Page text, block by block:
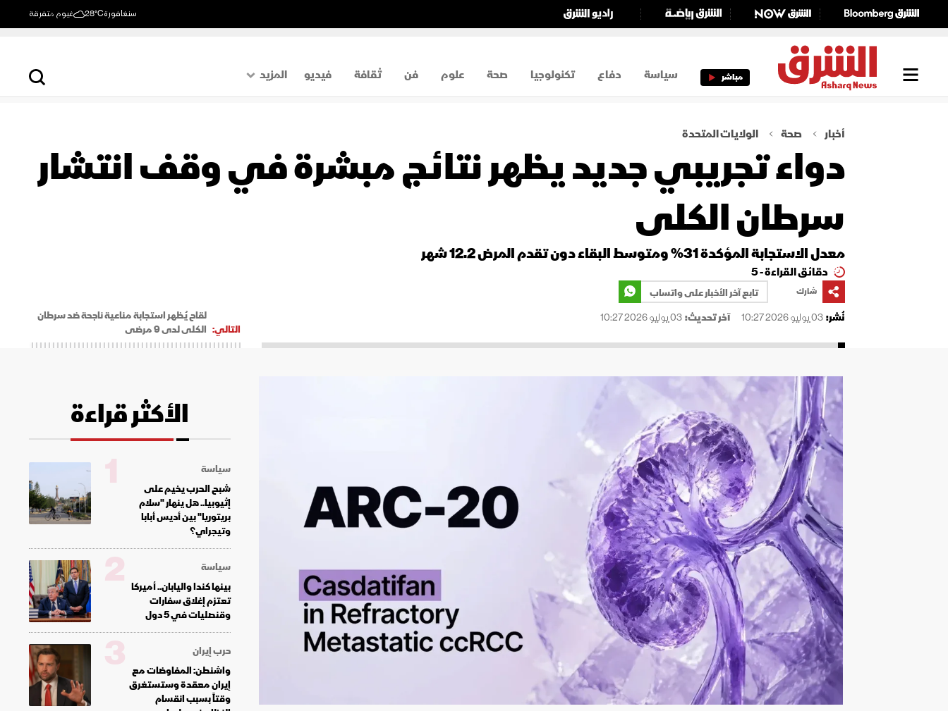
سنغافورة28°C غيوم متفرقة
مباشر سياسة دفاع تكنولوجيا صحة علوم فن ثقافة فيديو
المزيد
اقتصاد
أخبار صحة الولايات المتحدة
دواء تجريبي جديد يظهر نتائج مبشرة في وقف انتشار
سرطان الكلى
معدل الاستجابة المؤكدة 31% ومتوسط البقاء دون تقدم المرض 12.2 شهر
دقائق القراءة - 5
شارك
تابع آخر الأخبار على واتساب
نُشر:03 يوليو 2026 10:27 آخر تحديث:03 يوليو 2026 10:27
التالي:
لقاح يُظهر استجابة مناعية ناجحة ضد سرطان
الكلى لدى 9 مرضى
الأكثر قراءة
سياسة
شبح الحرب يخيم على
إثيوبيا.. هل ينهار "سلام
بريتوريا" بين أديس أبابا
وتيجراي؟
1
سياسة
بينها كندا واليابان.. أميركا
تعتزم إغلاق سفارات
وقنصليات في 5 دول
2
حرب إيران
واشنطن: المفاوضات مع
إيران معقدة وستستغرق
وقتاً بسبب انقسام
3